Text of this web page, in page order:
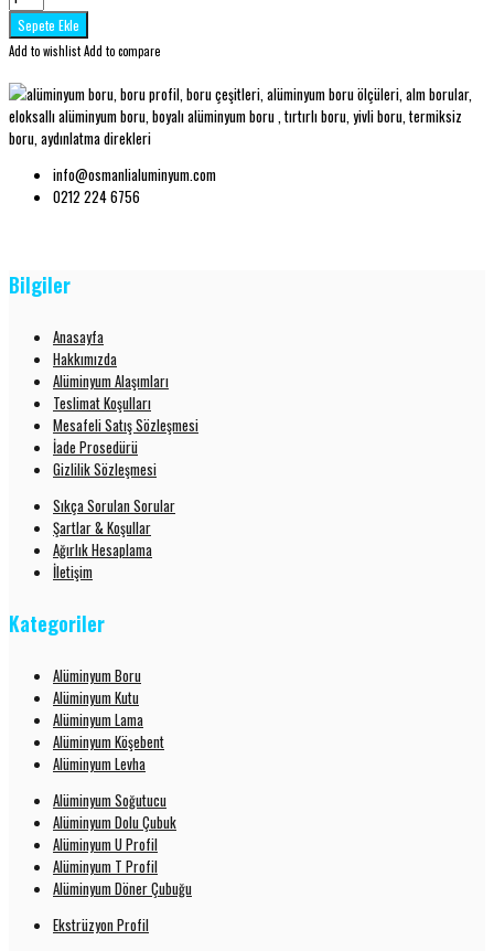
Add to wishlistAdd to compare
info@osmanlialuminyum.com
0212 224 6756
Bilgiler
Anasayfa
Hakkımızda
Alüminyum Alaşımları
Teslimat Koşulları
Mesafeli Satış Sözleşmesi
İade Prosedürü
Gizlilik Sözleşmesi
Sıkça Sorulan Sorular
Şartlar & Koşullar
Ağırlık Hesaplama
İletişim
Kategoriler
Alüminyum Boru
Alüminyum Kutu
Alüminyum Lama
Alüminyum Köşebent
Alüminyum Levha
Alüminyum Soğutucu
Alüminyum Dolu Çubuk
Alüminyum U Profil
Alüminyum T Profil
Alüminyum Döner Çubuğu
Ekstrüzyon Profil